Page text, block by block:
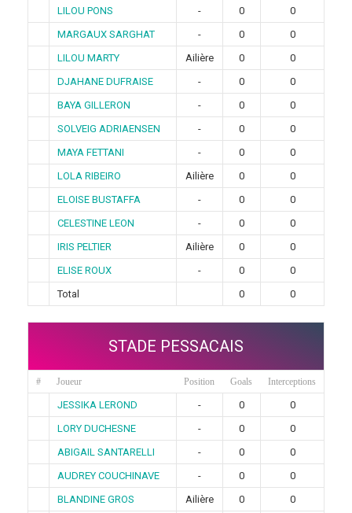
LILOU PONS
- 0
0
MARGAUX SARGHAT
- 0
0
LILOU MARTY
Ailière 0
0
DJAHANE DUFRAISE
- 0
0
BAYA GILLERON
- 0
0
SOLVEIG ADRIAENSEN
- 0
0
MAYA FETTANI
- 0
0
LOLA RIBEIRO
Ailière 0
0
ELOISE BUSTAFFA
- 0
0
CELESTINE LEON
- 0
0
IRIS PELTIER
Ailière 0
0
ELISE ROUX
- 0
0
Total
0 0
STADE PESSACAIS
# Joueur Position Goals Interceptions
JESSIKA LEROND - 0
0
LORY DUCHESNE
- 0
0
ABIGAIL SANTARELLI
- 0
0
AUDREY COUCHINAVE
- 0
0
BLANDINE GROS
Ailière 0
0